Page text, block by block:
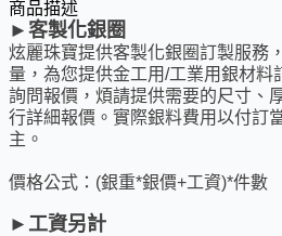
商品描述
► 客製化銀圈
炫麗珠寶提供客製化銀圈訂製服務，
量， 為您提供金工用/工業用銀材料
詢問報價，煩請提供需要的尺寸、
行詳細報價。實際銀料費用以付訂
主。
價格公式：(銀重*銀價+工資)*件數
► 工資另計